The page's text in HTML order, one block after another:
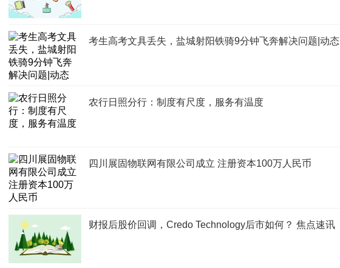
考生高考文具丢失，盐城射阳铁骑9分钟飞奔解决问题|动态
农行日照分行：制度有尺度，服务有温度
四川展固物联网有限公司成立 注册资本100万人民币
财报后股价回调，Credo Technology后市如何？ 焦点速讯